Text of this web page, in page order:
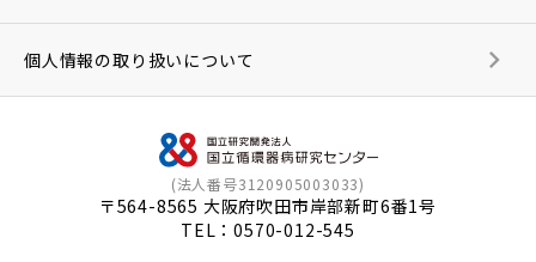
(法人番号3120905003033)
〒564-8565 大阪府吹田市岸部新町6番1号
TEL：0570-012-545
個人情報の取り扱いについて